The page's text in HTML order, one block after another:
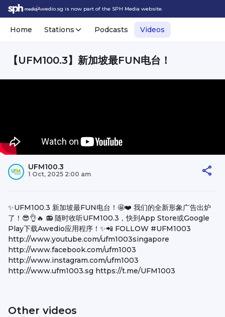
Awedio.sg is now part of the SPH Media website.
Home Stations Podcasts Videos
【UFM100.3】新加坡最FUN电台！
UFM100.3
1 Oct, 2025 2:00 am
✨UFM100.3 新加坡最FUN电台！🤩❤️ 我们的全新形象广告出炉
了！😎👌🔥 📻 随时收听UFM100.3，快到App Store或Google
Play下载Awedio应用程序！✨📲 FOLLOW #UFM1003
http://www.youtube.com/ufm1003singapore
http://www.facebook.com/ufm1003
http://www.instagram.com/ufm1003
http://www.ufm1003.sg https://t.me/UFM1003
Other videos